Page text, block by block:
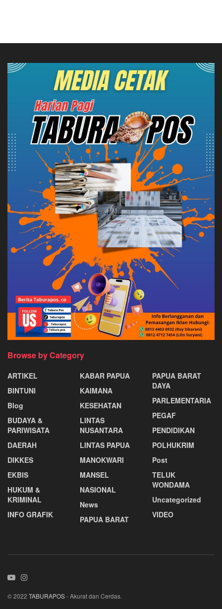
Browse by Category
ARTIKEL
BINTUNI
Blog
BUDAYA &
PARIWISATA
DAERAH
DIKKES
EKBIS
HUKUM &
KRIMINAL
INFO GRAFIK
KABAR PAPUA
KAIMANA
KESEHATAN
LINTAS
NUSANTARA
LINTAS PAPUA
MANOKWARI
MANSEL
NASIONAL
News
PAPUA BARAT
PAPUA BARAT
DAYA
PARLEMENTARIA
PEGAF
PENDIDIKAN
POLHUKRIM
Post
TELUK
WONDAMA
Uncategorized
VIDEO
© 2022 TABURAPOS- Akurat dan Cerdas.